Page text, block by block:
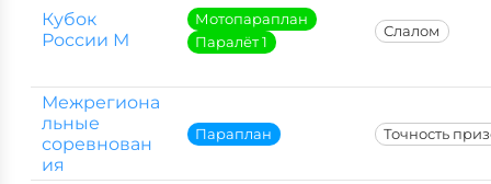
Кубок
России М
Мотопараплан
Паралёт 1
Слалом
Межрегиона
льные
соревнован
ия
Параплан Точность